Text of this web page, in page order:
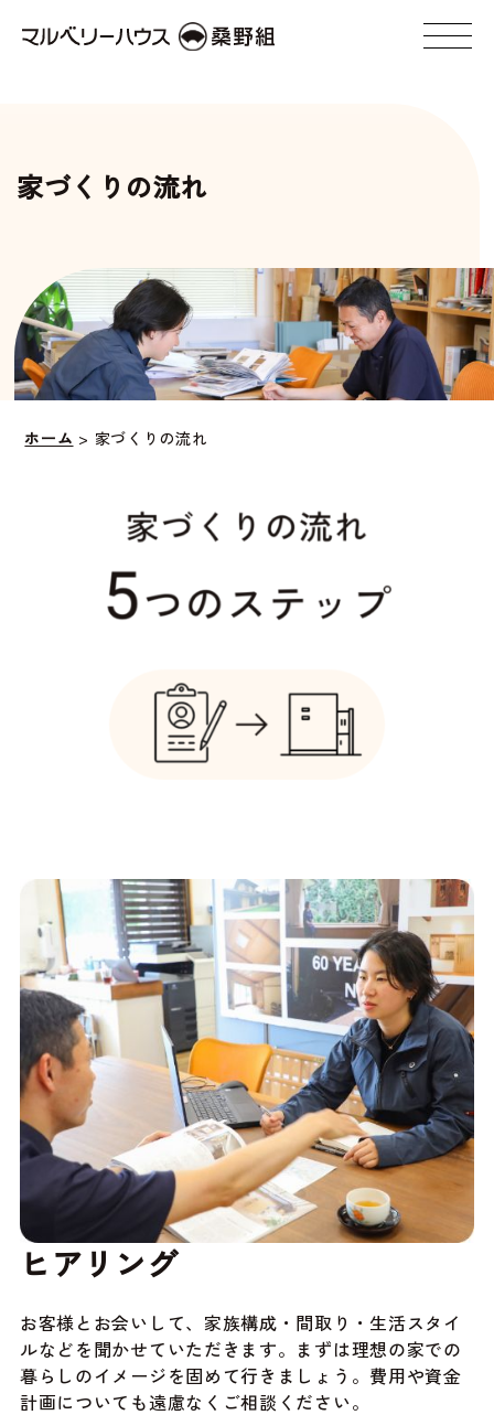
家づくりの流れ
ホーム > 家づくりの流れ
ヒアリング
お客様とお会いして、家族構成・間取り・生活スタイ
ルなどを聞かせていただきます。まずは理想の家での
暮らしのイメージを固めて行きましょう。費用や資金
計画についても遠慮なくご相談ください。